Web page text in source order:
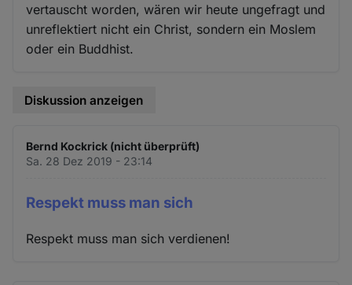
vertauscht worden, wären wir heute ungefragt und
unreflektiert nicht ein Christ, sondern ein Moslem
oder ein Buddhist.
Diskussion anzeigen
Bernd Kockrick (nicht überprüft)
Sa. 28 Dez 2019 - 23:14
Respekt muss man sich
Respekt muss man sich verdienen!